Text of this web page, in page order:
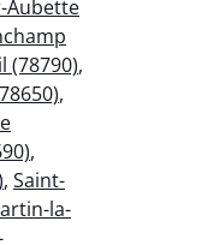
Aubette
(78790),
,
,
, Saint-
la-